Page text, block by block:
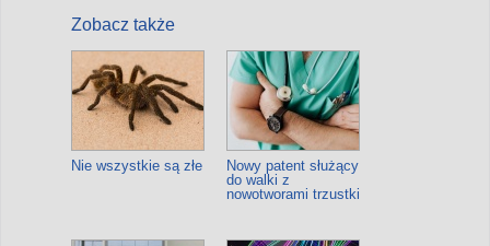
Zobacz także
Nie wszystkie są złe
Nowy patent służący
do walki z
nowotworami trzustki